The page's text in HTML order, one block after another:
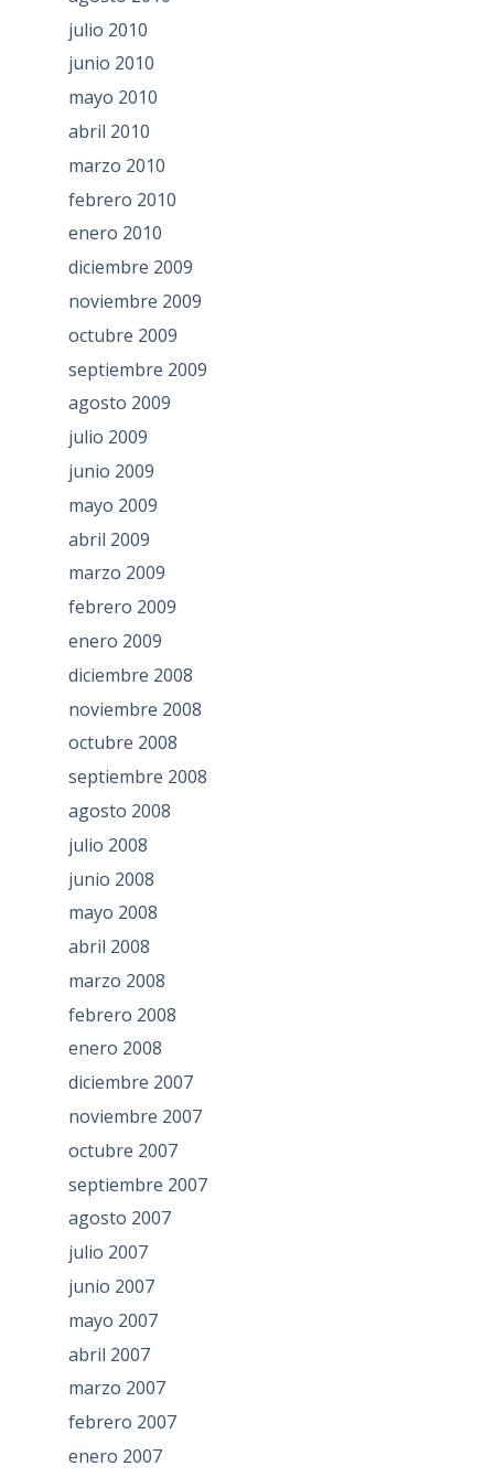
julio 2010
junio 2010
mayo 2010
abril 2010
marzo 2010
febrero 2010
enero 2010
diciembre 2009
noviembre 2009
octubre 2009
septiembre 2009
agosto 2009
julio 2009
junio 2009
mayo 2009
abril 2009
marzo 2009
febrero 2009
enero 2009
diciembre 2008
noviembre 2008
octubre 2008
septiembre 2008
agosto 2008
julio 2008
junio 2008
mayo 2008
abril 2008
marzo 2008
febrero 2008
enero 2008
diciembre 2007
noviembre 2007
octubre 2007
septiembre 2007
agosto 2007
julio 2007
junio 2007
mayo 2007
abril 2007
marzo 2007
febrero 2007
enero 2007